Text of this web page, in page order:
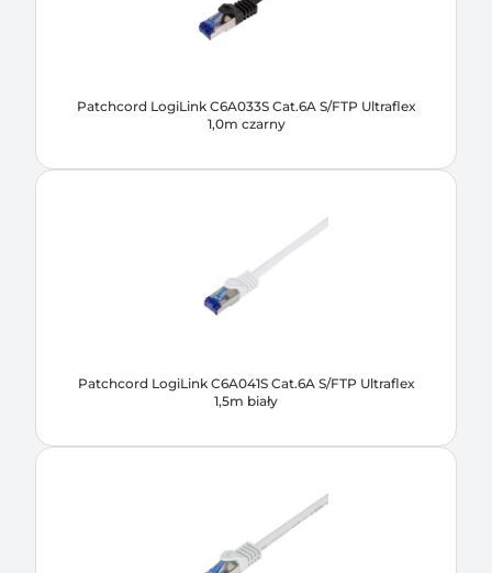
Patchcord LogiLink C6A033S Cat.6A S/FTP Ultraflex
1,0m czarny
Patchcord LogiLink C6A041S Cat.6A S/FTP Ultraflex
1,5m biały